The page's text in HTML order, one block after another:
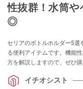
性抜群！水筒
◎
セリアのボトルホルダー5選
る便利アイテムです。機能
方を解説しますので、ぜひ
イチオシスト